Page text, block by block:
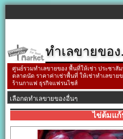
ทำเลขายขอ
ศูนย์รวมทำเลขายของ พื้นที่ให้เช่า ประชา
ตลาดนัด ราคาค่าเช่าพื้นที่ ให้เช่าทำเลขาย
ร้านกาแฟ ธุรกิจแฟรนไชส์
ไข่ต้มแ